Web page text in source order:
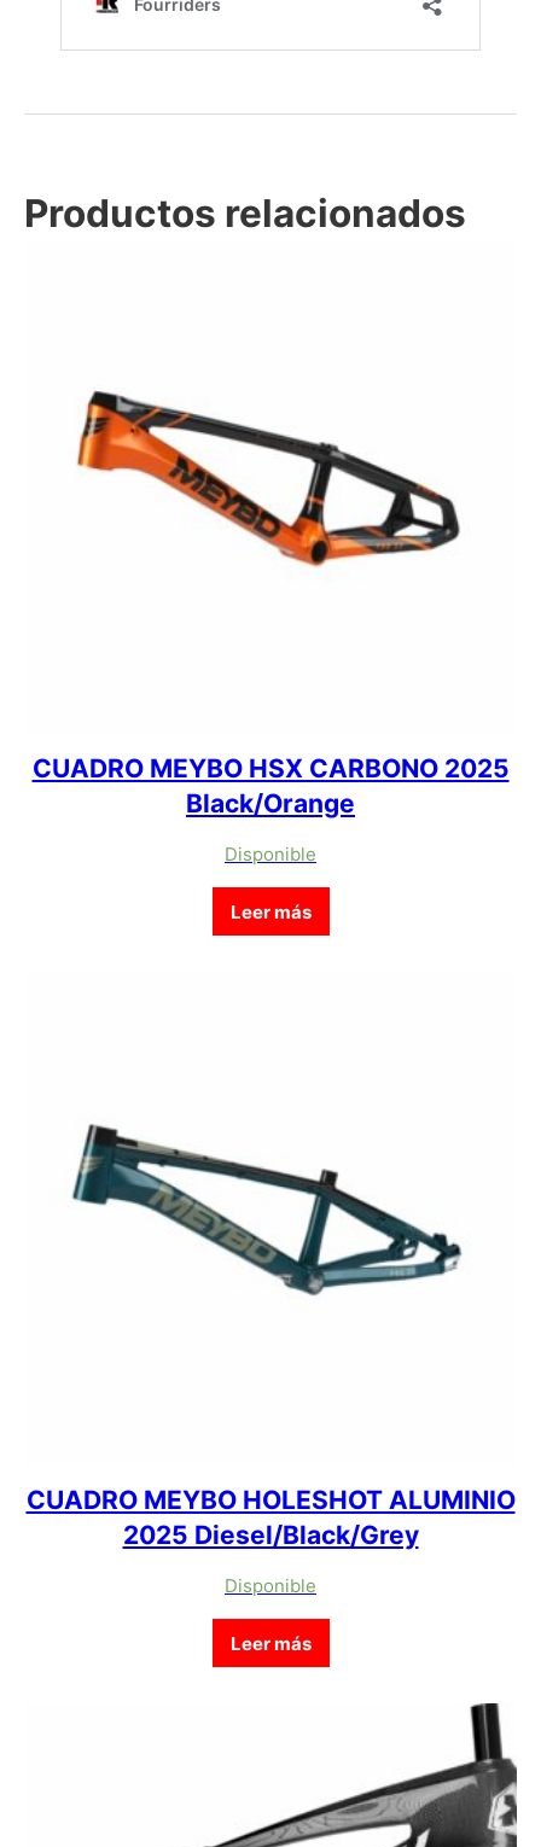
Productos relacionados
CUADRO MEYBO HSX CARBONO 2025
Black/Orange
Disponible
Leer más
CUADRO MEYBO HOLESHOT ALUMINIO
2025 Diesel/Black/Grey
Disponible
Leer más